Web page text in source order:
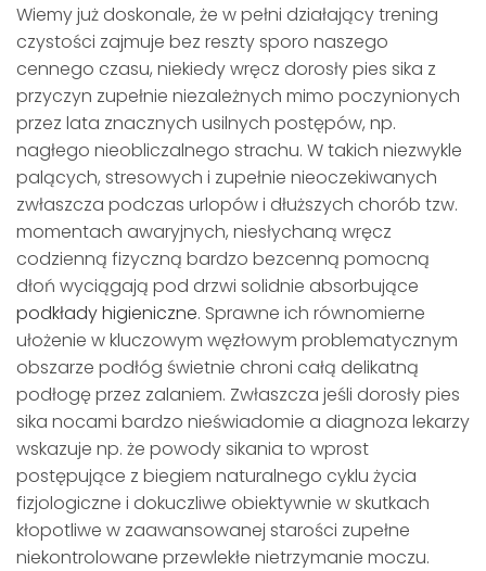
Wiemy już doskonale, że w pełni działający trening
czystości zajmuje bez reszty sporo naszego
cennego czasu, niekiedy wręcz dorosły pies sika z
przyczyn zupełnie niezależnych mimo poczynionych
przez lata znacznych usilnych postępów, np.
nagłego nieobliczalnego strachu. W takich niezwykle
palących, stresowych i zupełnie nieoczekiwanych
zwłaszcza podczas urlopów i dłuższych chorób tzw.
momentach awaryjnych, niesłychaną wręcz
codzienną fizyczną bardzo bezcenną pomocną
dłoń wyciągają pod drzwi solidnie absorbujące
podkłady higieniczne. Sprawne ich równomierne
ułożenie w kluczowym węzłowym problematycznym
obszarze podłóg świetnie chroni całą delikatną
podłogę przez zalaniem. Zwłaszcza jeśli dorosły pies
sika nocami bardzo nieświadomie a diagnoza lekarzy
wskazuje np. że powody sikania to wprost
postępujące z biegiem naturalnego cyklu życia
fizjologiczne i dokuczliwe obiektywnie w skutkach
kłopotliwe w zaawansowanej starości zupełne
niekontrolowane przewlekłe nietrzymanie moczu.